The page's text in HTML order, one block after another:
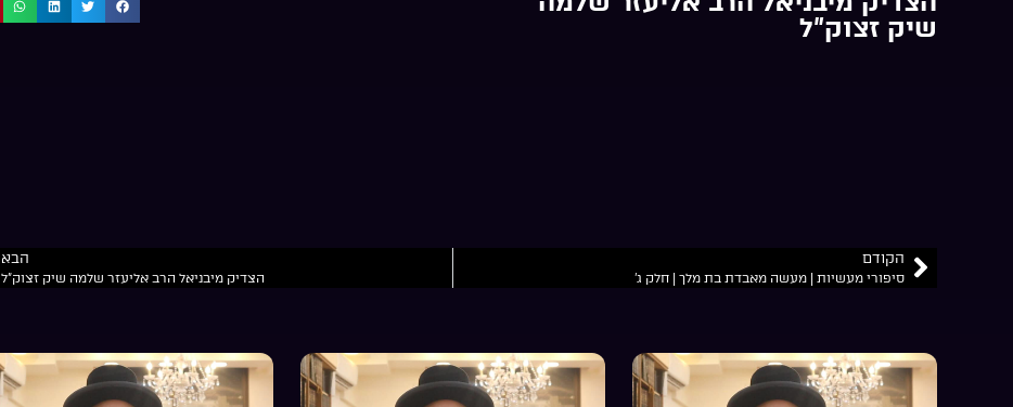
שיק זצוק”ל
הקודם
סיפורי מעשיות | מעשה מאבדת בת מלך | חלק ג’
הבא
הצדיק מיבניאל הרב אליעזר שלמה שיק זצוק”ל